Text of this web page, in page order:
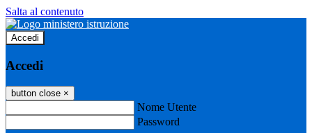
Salta al contenuto
Accedi
Accedi
button close ×
Nome Utente
Password